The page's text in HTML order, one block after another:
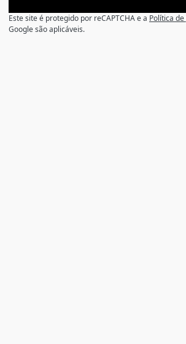
Este site é protegido por reCAPTCHA e a Política
Google são aplicáveis.